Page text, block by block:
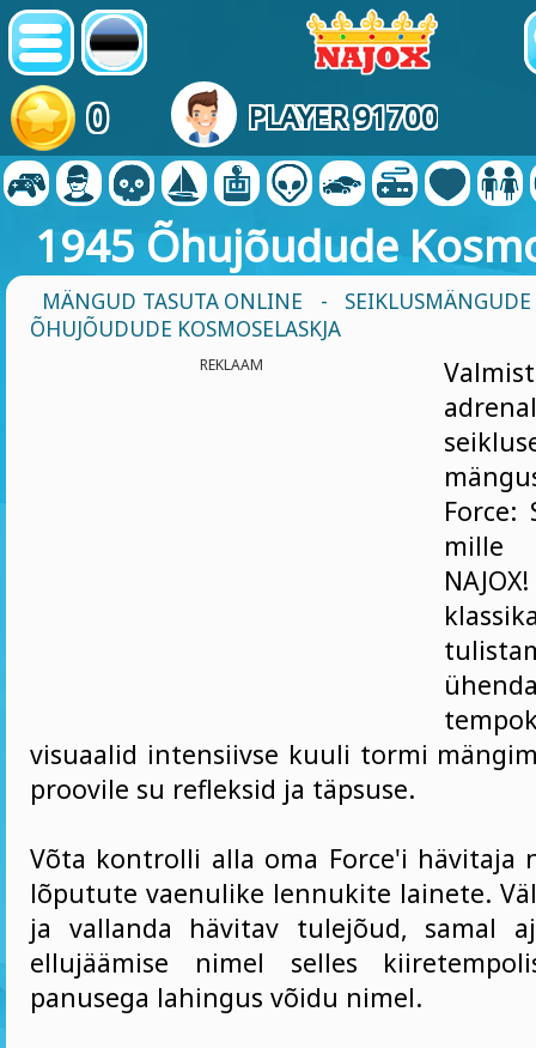
0 PLAYER 91700
1945 Õhujõudude
MÄNGUD TASUTA ONLINE -
ÕHUJÕUDUDE KOSMOSELASKJA
REKLAAM
Force:
mille
visuaalid intensiivse kuuli tormi
proovile su refleksid ja täpsuse.
Võta kontrolli alla oma Force'i hävitaja
lõputute vaenulike lennukite lainete.
ja vallanda hävitav tulejõud, samal
ellujäämise nimel selles
panusega lahingus võidu nimel.